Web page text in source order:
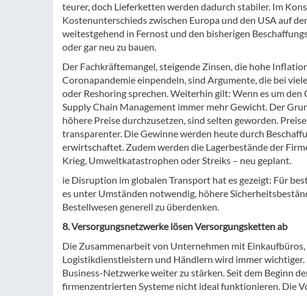
teurer, doch Lieferketten werden dadurch stabiler. Im
Kostenunterschieds zwischen Europa und den USA auf
weitestgehend in Fernost und den bisherigen
oder gar neu zu bauen.
Der Fachkräftemangel, steigende Zinsen, die hohe
Coronapandemie einpendeln, sind Argumente, die bei
oder Reshoring sprechen. Weiterhin gilt: Wenn es um
Supply Chain Management immer mehr Gewicht. Der
höhere Preise durchzusetzen, sind selten geworden.
transparenter. Die Gewinne werden heute durch
erwirtschaftet. Zudem werden die Lagerbestände der
Krieg, Umweltkatastrophen oder Streiks – neu geplant.
ie Disruption im globalen Transport hat es gezeigt: Für
es unter Umständen notwendig, höhere
Bestellwesen generell zu überdenken.
8. Versorgungsnetzwerke lösen Versorgungsketten ab
Die Zusammenarbeit von Unternehmen mit
Logistikdienstleistern und Händlern wird immer
Business-Netzwerke weiter zu stärken. Seit dem Beginn
firmenzentrierten Systeme nicht ideal funktionieren. Die